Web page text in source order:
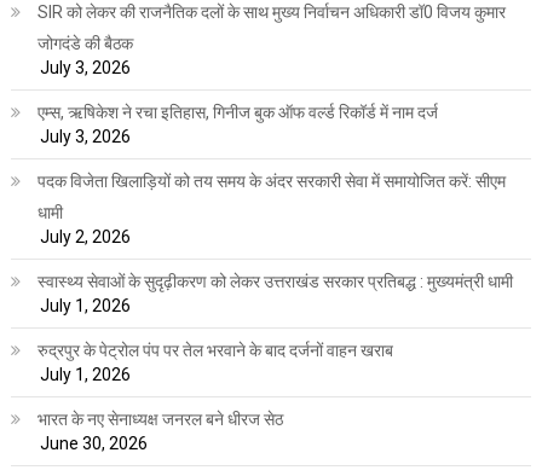
SIR को लेकर की राजनैतिक दलों के साथ मुख्य निर्वाचन अधिकारी डॉ0 विजय कुमार
जोगदंडे की बैठक
July 3, 2026
एम्स, ऋषिकेश ने रचा इतिहास, गिनीज बुक ऑफ वर्ल्ड रिकॉर्ड में नाम दर्ज
July 3, 2026
पदक विजेता खिलाड़ियों को तय समय के अंदर सरकारी सेवा में समायोजित करें: सीएम
धामी
July 2, 2026
स्वास्थ्य सेवाओं के सुदृढ़ीकरण को लेकर उत्तराखंड सरकार प्रतिबद्ध : मुख्यमंत्री धामी
July 1, 2026
रुद्रपुर के पेट्रोल पंप पर तेल भरवाने के बाद दर्जनों वाहन खराब
July 1, 2026
भारत के नए सेनाध्यक्ष जनरल बने धीरज सेठ
June 30, 2026